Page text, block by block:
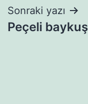
Sonraki yazı
Peçeli baykuş